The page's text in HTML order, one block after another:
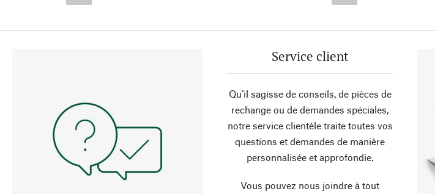
Service client
Qu’il sagisse de conseils, de pièces de
rechange ou de demandes spéciales,
notre service clientèle traite toutes vos
questions et demandes de manière
personnalisée et approfondie.
Vous pouvez nous joindre à tout